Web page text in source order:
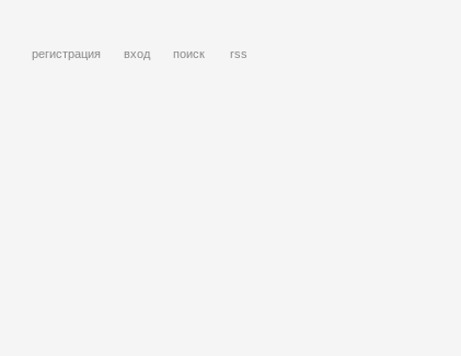
регистрация
вход поиск rss